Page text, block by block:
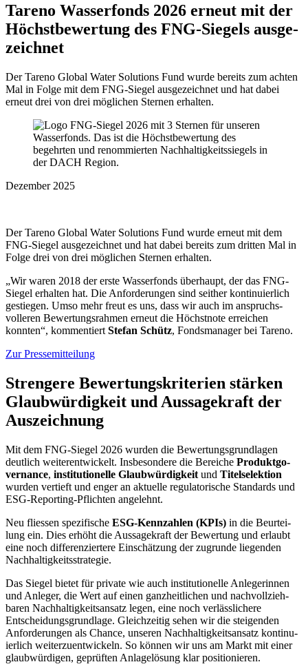
Tareno Wasser­fonds 2026 erneut mit der
Höchst­bewertung des FNG-Siegels ausge­
zeichnet
Der Tareno Global Water Solutions Fund wurde bereits zum achten
Mal in Folge mit dem FNG-Siegel ausge­zeichnet und hat dabei
erneut drei von drei mögli­chen Sternen erhalten.
Dezember 2025
Der Tareno Global Water Solutions Fund wurde erneut mit dem
FNG-Siegel ausge­zeichnet und hat dabei bereits zum dritten Mal in
Folge drei von drei mögli­chen Sternen erhalten.
„Wir waren 2018 der erste Wasser­fonds überhaupt, der das FNG-
Siegel erhalten hat. Die Anfor­de­rungen sind seither konti­nu­ier­lich
gestiegen. Umso mehr freut es uns, dass wir auch im anspruchs-
volleren Bewer­tungs­rahmen erneut die Höchst­note errei­chen
konnten“, kommen­tiert Stefan Schütz, Fonds­ma­nager bei Tareno.
Zur Presse­mit­tei­lung
Stren­gere Bewer­tungs­kri­te­rien stärken
Glaub­wür­dig­keit und Aussa­ge­kraft der
Auszeich­nung
Mit dem FNG-Siegel 2026 wurden die Bewer­tungs­grund­lagen
deutlich weiter­ent­wickelt. Insbe­son­dere die Bereiche Produkt­go­
ver­nance, insti­tu­tio­nelle Glaub­wür­dig­keit und Titel­se­lek­tion
wurden vertieft und enger an aktuelle regula­to­ri­sche Standards und
ESG-Reporting-Pflichten angelehnt.
Neu fliessen spezi­fi­sche ESG-Kennzahlen (KPIs) in die Beurtei­
lung ein. Dies erhöht die Aussa­ge­kraft der Bewer­tung und erlaubt
eine noch diffe­ren­zier­tere Einschät­zung der zugrunde liegenden
Nachhal­tig­keits­stra­tegie.
Das Siegel bietet für private wie auch insti­tu­tio­nelle Anlege­rinnen
und Anleger, die Wert auf einen ganzheit­li­chen und nachvoll­zieh­
baren Nachhal­tig­keits­an­satz legen, eine noch verläss­li­chere
Entschei­dungs­grund­lage. Gleich­zeitig sehen wir die steigenden
Anfor­de­rungen als Chance, unseren Nachhal­tig­keits­an­satz konti­nu­
ier­lich weiter­zu­ent­wickeln. So können wir uns am Markt mit einer
glaub­wür­digen, geprüften Anlage­lö­sung klar positio­nieren.